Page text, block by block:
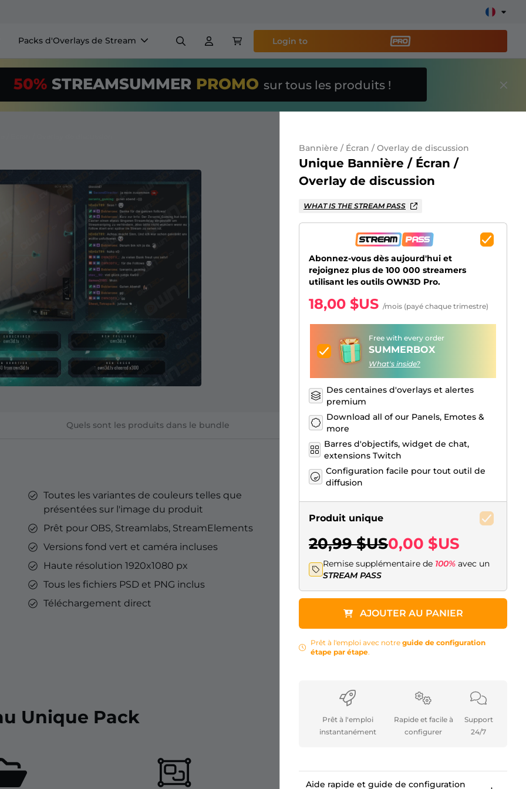
Month*
Configuration facile pour les overlays, alertes, dons, barres d'objectifs, chatbot,
etc
Packs d'Overlays de Stream
sur Kick.
Overlays YouTube
Optimisé pour le streaming sur
YouTube.
Overlays Just Chatting
Alertes YouTube Alertes Facebook
Bannières Discord Écrans d'attente
Émotes d'abonnés Twitch Émotes d'abonnés Kick
Kick Badges d'abonné Twitch Badges de Bits Twitch
Générateurs
Générateur de Badges Générateur de Logo Gaming
Login to
50% STREAMSUMMER PROMO sur tous les produits !
Bannière / Écran / Overlay de discussion
Unique Bannière / Écran /
Overlay de discussion
WHAT IS THE STREAM PASS
Abonnez-vous dès aujourd'hui et
rejoignez plus de 100 000 streamers
utilisant les outils OWN3D Pro.
18,00 $US /mois (payé chaque trimestre)
Free with every order
SUMMERBOX
What's inside?
Des centaines d'overlays et alertes
premium
Download all of our Panels, Emotes &
more
Barres d'objectifs, widget de chat,
extensions Twitch
Configuration facile pour tout outil de
diffusion
Produit unique
20,99 $US0,00 $US
Remise supplémentaire de 100% avec un
STREAM PASS
AJOUTER AU PANIER
Prêt à l'emploi avec notre guide de configuration
étape par étape.
Prêt à l'emploi
instantanément
Rapide et facile à
configurer
Support
24/7
Aide rapide et guide de configuration
Quels sont les produits dans le bundle
Toutes les variantes de couleurs telles que
présentées sur l'image du produit
Prêt pour OBS, Streamlabs, StreamElements
Versions fond vert et caméra incluses
Haute résolution 1920x1080 px
Tous les fichiers PSD et PNG inclus
Téléchargement direct
Unique Pack